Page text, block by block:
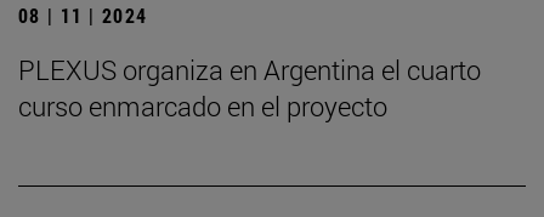
08 | 11 | 2024
PLEXUS organiza en Argentina el cuarto
curso enmarcado en el proyecto